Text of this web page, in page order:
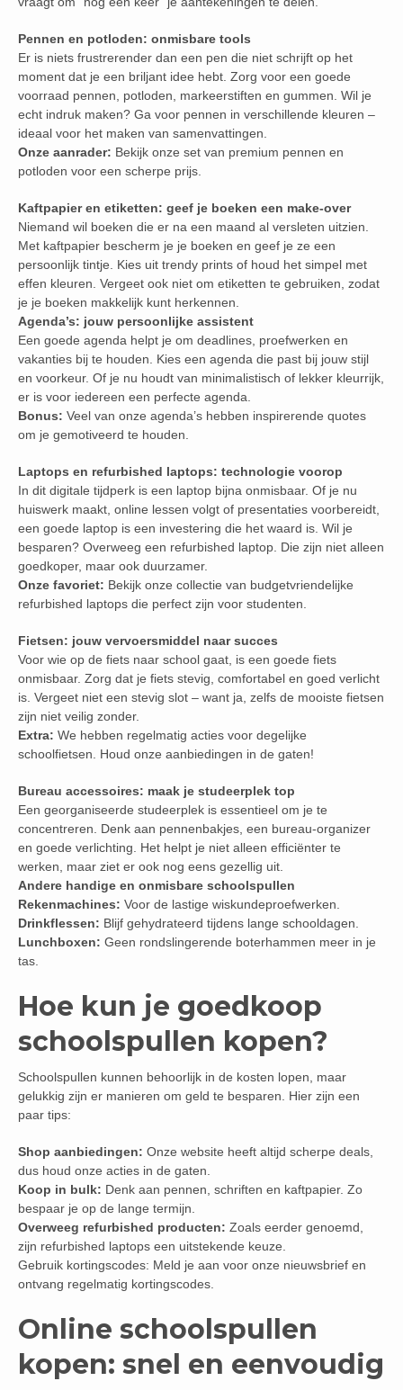
Pennen en potloden: onmisbare tools
Er is niets frustrerender dan een pen die niet schrijft op het
moment dat je een briljant idee hebt. Zorg voor een goede
voorraad pennen, potloden, markeerstiften en gummen. Wil je
echt indruk maken? Ga voor pennen in verschillende kleuren –
ideaal voor het maken van samenvattingen.
Onze aanrader: Bekijk onze set van premium pennen en
potloden voor een scherpe prijs.
Kaftpapier en etiketten: geef je boeken een make-over
Niemand wil boeken die er na een maand al versleten uitzien.
Met kaftpapier bescherm je je boeken en geef je ze een
persoonlijk tintje. Kies uit trendy prints of houd het simpel met
effen kleuren. Vergeet ook niet om etiketten te gebruiken, zodat
je je boeken makkelijk kunt herkennen.
Agenda’s: jouw persoonlijke assistent
Een goede agenda helpt je om deadlines, proefwerken en
vakanties bij te houden. Kies een agenda die past bij jouw stijl
en voorkeur. Of je nu houdt van minimalistisch of lekker kleurrijk,
er is voor iedereen een perfecte agenda.
Bonus: Veel van onze agenda’s hebben inspirerende quotes
om je gemotiveerd te houden.
Laptops en refurbished laptops: technologie voorop
In dit digitale tijdperk is een laptop bijna onmisbaar. Of je nu
huiswerk maakt, online lessen volgt of presentaties voorbereidt,
een goede laptop is een investering die het waard is. Wil je
besparen? Overweeg een refurbished laptop. Die zijn niet alleen
goedkoper, maar ook duurzamer.
Onze favoriet: Bekijk onze collectie van budgetvriendelijke
refurbished laptops die perfect zijn voor studenten.
Fietsen: jouw vervoersmiddel naar succes
Voor wie op de fiets naar school gaat, is een goede fiets
onmisbaar. Zorg dat je fiets stevig, comfortabel en goed verlicht
is. Vergeet niet een stevig slot – want ja, zelfs de mooiste fietsen
zijn niet veilig zonder.
Extra: We hebben regelmatig acties voor degelijke
schoolfietsen. Houd onze aanbiedingen in de gaten!
Bureau accessoires: maak je studeerplek top
Een georganiseerde studeerplek is essentieel om je te
concentreren. Denk aan pennenbakjes, een bureau-organizer
en goede verlichting. Het helpt je niet alleen efficiënter te
werken, maar ziet er ook nog eens gezellig uit.
Andere handige en onmisbare schoolspullen
Rekenmachines: Voor de lastige wiskundeproefwerken.
Drinkflessen: Blijf gehydrateerd tijdens lange schooldagen.
Lunchboxen: Geen rondslingerende boterhammen meer in je
tas.
Hoe kun je goedkoop
schoolspullen kopen?
Schoolspullen kunnen behoorlijk in de kosten lopen, maar
gelukkig zijn er manieren om geld te besparen. Hier zijn een
paar tips:
Shop aanbiedingen: Onze website heeft altijd scherpe deals,
dus houd onze acties in de gaten.
Koop in bulk: Denk aan pennen, schriften en kaftpapier. Zo
bespaar je op de lange termijn.
Overweeg refurbished producten: Zoals eerder genoemd,
zijn refurbished laptops een uitstekende keuze.
Gebruik kortingscodes: Meld je aan voor onze nieuwsbrief en
ontvang regelmatig kortingscodes.
Online schoolspullen
kopen: snel en eenvoudig